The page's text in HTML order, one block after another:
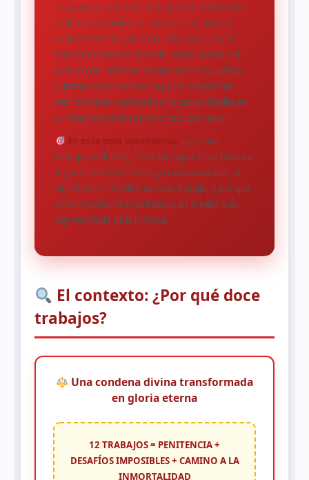
a la persona que más te desprecia, mientras te
ordena una misión suicida tras otra. Esto es
exactamente lo que le ocurrió a Heracles, el
héroe más famoso de toda Grecia, cuando el
Oráculo de Delfos le impuso servir a su primo
Euristeo como penitencia por el crimen más
terrible: haber asesinado a su propia familia en
un ataque de locura provocado por Hera.
En este post aprenderás: Los doce
trabajos al detalle, cómo los superó con fuerza e
ingenio, qué monstruos y criaturas venció, el
significado simbólico de cada trabajo, y por qué
estas hazañas se convirtieron en el mito más
representado de la historia.
El contexto: ¿Por qué doce
trabajos?
Una condena divina transformada
en gloria eterna
12 TRABAJOS = PENITENCIA +
DESAFÍOS IMPOSIBLES + CAMINO A LA
INMORTALIDAD